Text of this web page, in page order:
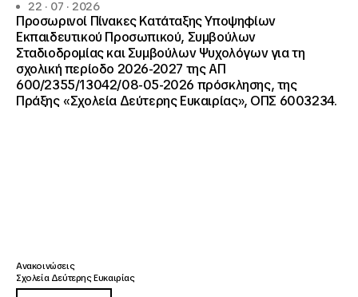
22 · 07 · 2026
Προσωρινοί Πίνακες Κατάταξης Υποψηφίων
Εκπαιδευτικού Προσωπικού, Συμβούλων
Σταδιοδρομίας και Συμβούλων Ψυχολόγων για τη
σχολική περίοδο 2026-2027 της ΑΠ
600/2355/13042/08-05-2026 πρόσκλησης, της
Πράξης «Σχολεία Δεύτερης Ευκαιρίας», ΟΠΣ 6003234.
Ανακοινώσεις
Σχολεία Δεύτερης Ευκαιρίας